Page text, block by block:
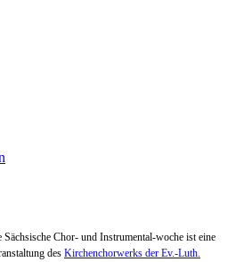
Sächsische Chor- und Instrumental-woche ist eine
des Kirchenchorwerks der Ev.-Luth.